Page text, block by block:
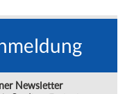
Newsletter